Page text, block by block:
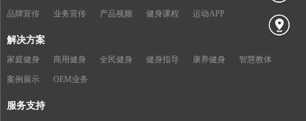
品牌宣传 业务宣传 产品视频 健身课程 运动APP
解决方案
家庭健身 商用健身 全民健身 健身指导 康养健身 智慧教体
案例展示 OEM业务
服务支持